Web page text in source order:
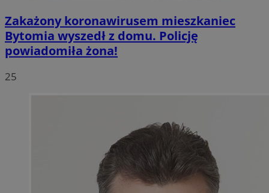
Zakażony koronawirusem mieszkaniec
Bytomia wyszedł z domu. Policję
powiadomiła żona!
25